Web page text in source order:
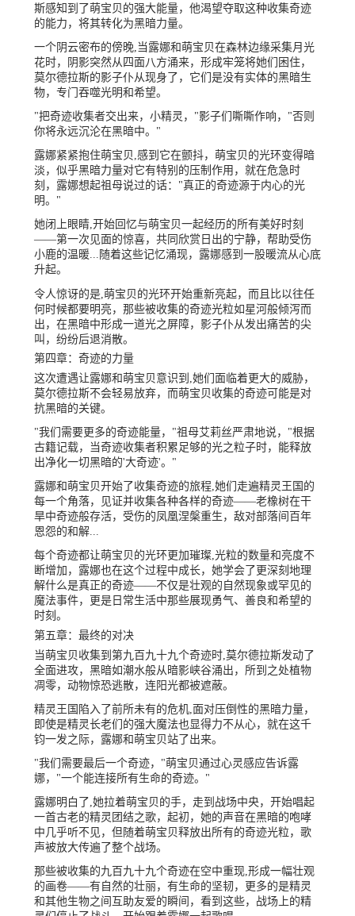
斯感知到了萌宝贝的强大能量，他渴望夺取这种收集奇迹
的能力，将其转化为黑暗力量。
一个阴云密布的傍晚,当露娜和萌宝贝在森林边缘采集月光
花时，阴影突然从四面八方涌来，形成牢笼将她们困住，
莫尔德拉斯的影子仆从现身了，它们是没有实体的黑暗生
物，专门吞噬光明和希望。
"把奇迹收集者交出来，小精灵，"影子们嘶嘶作响，"否则
你将永远沉沦在黑暗中。"
露娜紧紧抱住萌宝贝,感到它在颤抖，萌宝贝的光环变得暗
淡，似乎黑暗力量对它有特别的压制作用，就在危急时
刻，露娜想起祖母说过的话："真正的奇迹源于内心的光
明。"
她闭上眼睛,开始回忆与萌宝贝一起经历的所有美好时刻
——第一次见面的惊喜，共同欣赏日出的宁静，帮助受伤
小鹿的温暖...随着这些记忆涌现，露娜感到一股暖流从心底
升起。
令人惊讶的是,萌宝贝的光环开始重新亮起，而且比以往任
何时候都要明亮，那些被收集的奇迹光粒如星河般倾泻而
出，在黑暗中形成一道光之屏障，影子仆从发出痛苦的尖
叫，纷纷后退消散。
第四章：奇迹的力量
这次遭遇让露娜和萌宝贝意识到,她们面临着更大的威胁，
莫尔德拉斯不会轻易放弃，而萌宝贝收集的奇迹可能是对
抗黑暗的关键。
"我们需要更多的奇迹能量，"祖母艾莉丝严肃地说，"根据
古籍记载，当奇迹收集者积累足够的光之粒子时，能释放
出净化一切黑暗的'大奇迹'。"
露娜和萌宝贝开始了收集奇迹的旅程,她们走遍精灵王国的
每一个角落，见证并收集各种各样的奇迹——老橡树在干
旱中奇迹般存活，受伤的凤凰涅槃重生，敌对部落间百年
恩怨的和解...
每个奇迹都让萌宝贝的光环更加璀璨,光粒的数量和亮度不
断增加，露娜也在这个过程中成长，她学会了更深刻地理
解什么是真正的奇迹——不仅是壮观的自然现象或罕见的
魔法事件，更是日常生活中那些展现勇气、善良和希望的
时刻。
第五章：最终的对决
当萌宝贝收集到第九百九十九个奇迹时,莫尔德拉斯发动了
全面进攻，黑暗如潮水般从暗影峡谷涌出，所到之处植物
凋零，动物惊恐逃散，连阳光都被遮蔽。
精灵王国陷入了前所未有的危机,面对压倒性的黑暗力量，
即使是精灵长老们的强大魔法也显得力不从心，就在这千
钧一发之际，露娜和萌宝贝站了出来。
"我们需要最后一个奇迹，"萌宝贝通过心灵感应告诉露
娜，"一个能连接所有生命的奇迹。"
露娜明白了,她拉着萌宝贝的手，走到战场中央，开始唱起
一首古老的精灵团结之歌，起初，她的声音在黑暗的咆哮
中几乎听不见，但随着萌宝贝释放出所有的奇迹光粒，歌
声被放大传遍了整个战场。
那些被收集的九百九十九个奇迹在空中重现,形成一幅壮观
的画卷——有自然的壮丽，有生命的坚韧，更多的是精灵
和其他生物之间互助友爱的瞬间，看到这些，战场上的精